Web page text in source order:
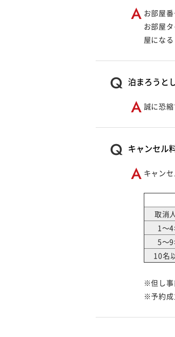
お部屋
お部屋
屋になる
泊まろうと
誠に恐
キャンセル
キャン
取消
1～
5～
10名
※但し事
※予約成